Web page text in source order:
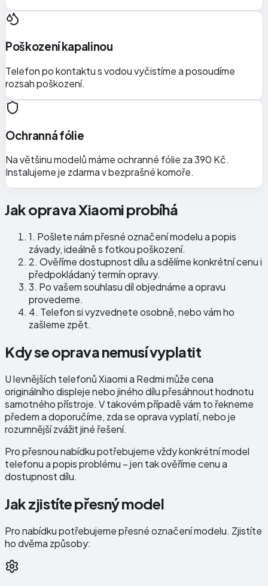
Poškození kapalinou
Telefon po kontaktu s vodou vyčistíme a posoudíme
rozsah poškození.
Ochranná fólie
Na většinu modelů máme ochranné fólie za 390 Kč.
Instalujeme je zdarma v bezprašné komoře.
Jak oprava Xiaomi probíhá
1. Pošlete nám přesné označení modelu a popis
závady, ideálně s fotkou poškození.
2. Ověříme dostupnost dílu a sdělíme konkrétní cenu i
předpokládaný termín opravy.
3. Po vašem souhlasu díl objednáme a opravu
provedeme.
4. Telefon si vyzvednete osobně, nebo vám ho
zašleme zpět.
Kdy se oprava nemusí vyplatit
U levnějších telefonů Xiaomi a Redmi může cena
originálního displeje nebo jiného dílu přesáhnout hodnotu
samotného přístroje. V takovém případě vám to řekneme
předem a doporučíme, zda se oprava vyplatí, nebo je
rozumnější zvážit jiné řešení.
Pro přesnou nabídku potřebujeme vždy konkrétní model
telefonu a popis problému – jen tak ověříme cenu a
dostupnost dílu.
Jak zjistíte přesný model
Pro nabídku potřebujeme přesné označení modelu. Zjistíte
ho dvěma způsoby: